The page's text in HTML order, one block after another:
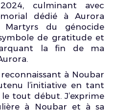
culminant avec
dédié à Aurora
du génocide
de gratitude et
la fin de ma
à Noubar
l’initiative en tant
tout début. J’exprime
à Noubar et à sa